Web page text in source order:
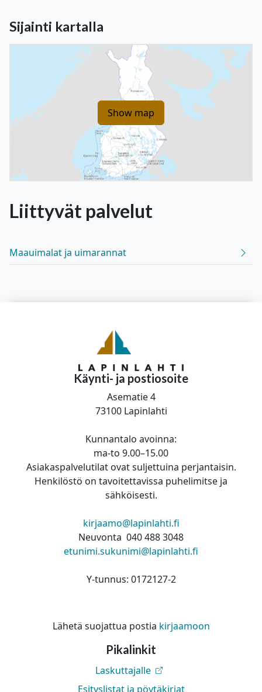
Sijainti kartalla
Show map
Liittyvät palvelut
Maauimalat ja uimarannat
Käynti- ja postiosoite
Asematie 4
73100 Lapinlahti
Kunnantalo avoinna:
ma-to 9.00–15.00
Asiakaspalvelutilat ovat suljettuina perjantaisin.
Henkilöstö on tavoitettavissa puhelimitse ja
sähköisesti.
kirjaamo@lapinlahti.fi
Neuvonta 040 488 3048
etunimi.sukunimi@lapinlahti.fi
Y-tunnus: 0172127-2
Lähetä suojattua postia kirjaamoon
Pikalinkit
Laskuttajalle
Esityslistat ja pöytäkirjat